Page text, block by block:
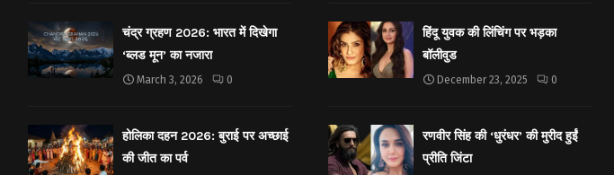
चंद्र ग्रहण 2026: भारत में दिखेगा
‘ब्लड मून’ का नजारा
March 3, 2026 0
होलिका दहन 2026: बुराई पर अच्छाई
की जीत का पर्व
हिंदू युवक की लिंचिंग पर भड़का
बॉलीवुड
December 23, 2025 0
रणवीर सिंह की ‘धुरंधर’ की मुरीद हुईं
प्रीति जिंटा